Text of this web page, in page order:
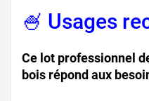
🍧 Usages
Ce lot professionnel
bois répond aux